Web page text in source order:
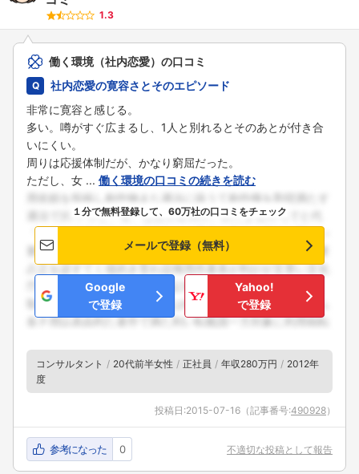
1.3
働く環境（社内恋愛）の口コミ
社内恋愛の寛容さとそのエピソード
非常に寛容と感じる。
多い。噂がすぐ広まるし、1人と別れるとそのあとが付き合
いにくい。
周りは応援体制だが、かなり窮屈だった。
ただし、女 ... 働く環境の口コミの続きを読む
１分で無料登録して、60万社の口コミをチェック
メールで登録（無料）
Google
で登録
Yahoo!
で登録
コンサルタント 20代前半女性 正社員 年収280万円
2012年
度
投稿日:2015-07-16 （記事番号:490928）
参考になった 0 不適切な投稿として報告